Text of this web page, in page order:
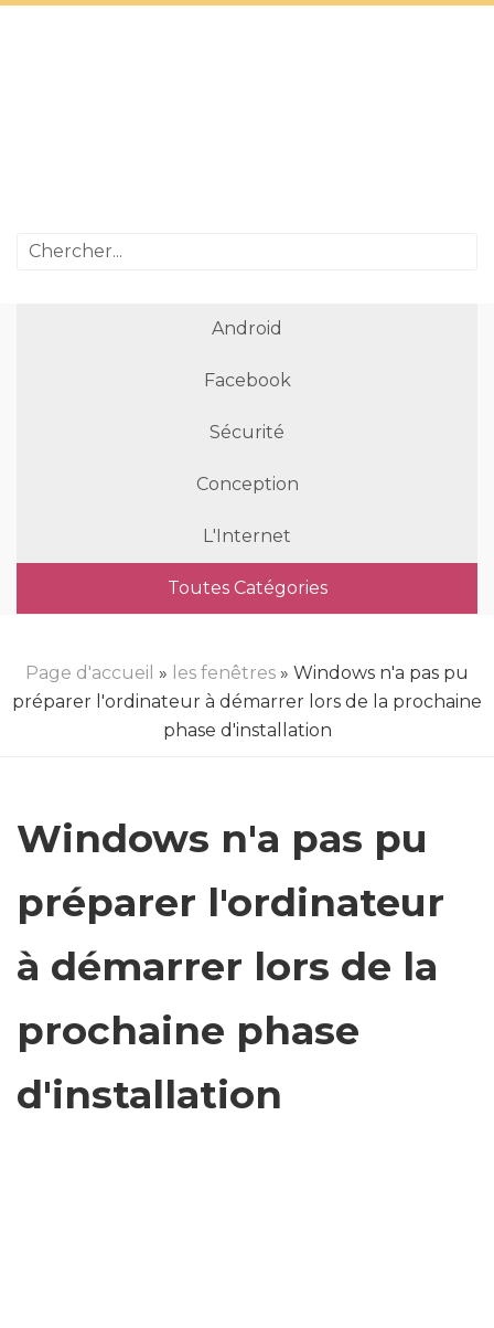
Android
Facebook
Sécurité
Conception
L'Internet
Toutes Catégories
Page d'accueil » les fenêtres » Windows n'a pas pu
préparer l'ordinateur à démarrer lors de la prochaine
phase d'installation
Windows n'a pas pu
préparer l'ordinateur
à démarrer lors de la
prochaine phase
d'installation